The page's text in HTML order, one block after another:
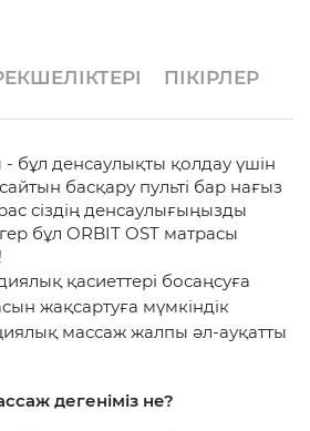
ПІКІРЛЕР
- бұл денсаулықты қолдау үшін
басқару пульті бар нағыз
сіздің денсаулығыңызды
бұл ORBIT OST матрасы
қасиеттері босаңсуға
жақсартуға мүмкіндік
массаж жалпы әл-ауқатты
дегеніміз не?